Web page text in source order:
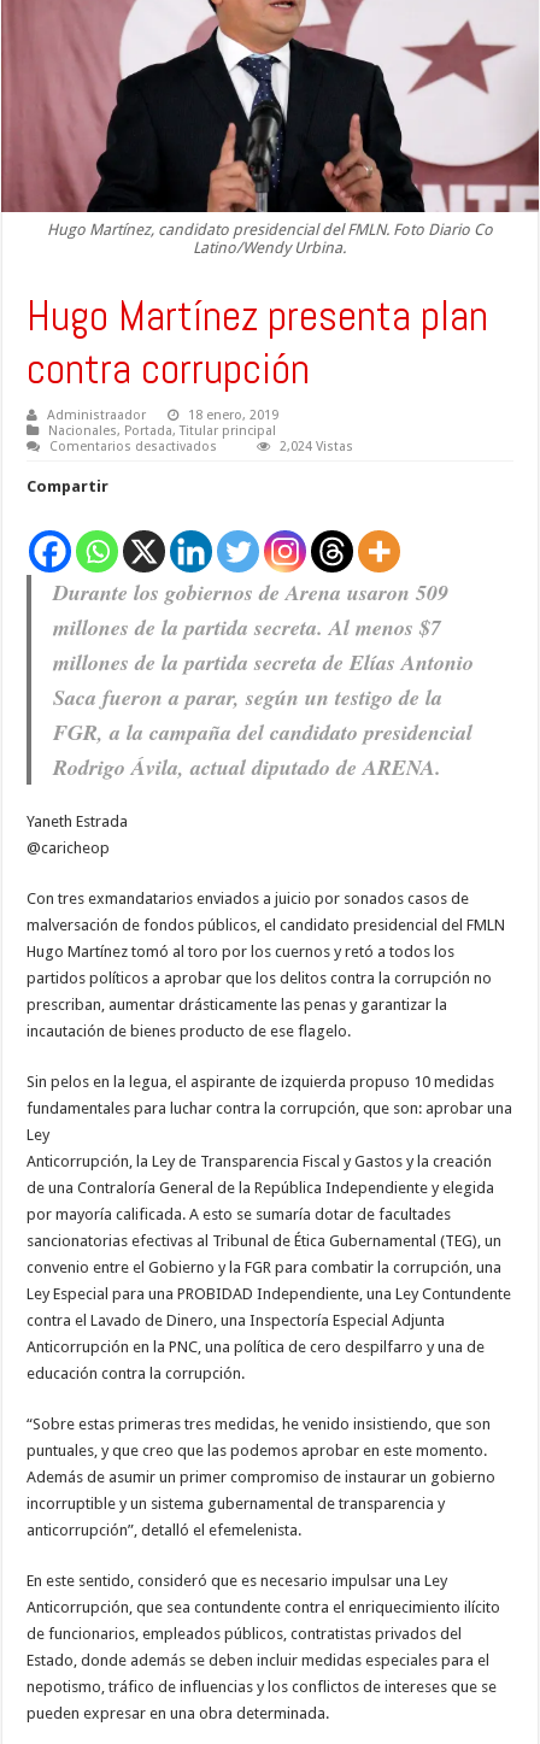
Hugo Martínez, candidato presidencial del FMLN. Foto Diario Co
Latino/Wendy Urbina.
Hugo Martínez presenta plan
contra corrupción
Administraador
18 enero, 2019
Nacionales, Portada,Titular principal
Comentarios desactivados
corrupción
2,024 Vistas
Compartir
Durante los gobiernos de Arena usaron 509
millones de la partida secreta. Al menos $7
millones de la partida secreta de Elías Antonio
Saca fueron a parar, según un testigo de la
FGR, a la campaña del candidato presidencial
Rodrigo Ávila, actual diputado de ARENA.
Yaneth Estrada
@caricheop
Con tres exmandatarios enviados a juicio por sonados casos de
malversación de fondos públicos, el candidato presidencial del FMLN
Hugo Martínez tomó al toro por los cuernos y retó a todos los
partidos políticos a aprobar que los delitos contra la corrupción no
prescriban, aumentar drásticamente las penas y garantizar la
incautación de bienes producto de ese flagelo.
Sin pelos en la legua, el aspirante de izquierda propuso 10 medidas
fundamentales para luchar contra la corrupción, que son: aprobar una
Ley
Anticorrupción, la Ley de Transparencia Fiscal y Gastos y la creación
de una Contraloría General de la República Independiente y elegida
por mayoría calificada. A esto se sumaría dotar de facultades
sancionatorias efectivas al Tribunal de Ética Gubernamental (TEG), un
convenio entre el Gobierno y la FGR para combatir la corrupción, una
Ley Especial para una PROBIDAD Independiente, una Ley Contundente
contra el Lavado de Dinero, una Inspectoría Especial Adjunta
Anticorrupción en la PNC, una política de cero despilfarro y una de
educación contra la corrupción.
“Sobre estas primeras tres medidas, he venido insistiendo, que son
puntuales, y que creo que las podemos aprobar en este momento.
Además de asumir un primer compromiso de instaurar un gobierno
incorruptible y un sistema gubernamental de transparencia y
anticorrupción”, detalló el efemelenista.
En este sentido, consideró que es necesario impulsar una Ley
Anticorrupción, que sea contundente contra el enriquecimiento ilícito
de funcionarios, empleados públicos, contratistas privados del
Estado, donde además se deben incluir medidas especiales para el
nepotismo, tráfico de influencias y los conflictos de intereses que se
pueden expresar en una obra determinada.